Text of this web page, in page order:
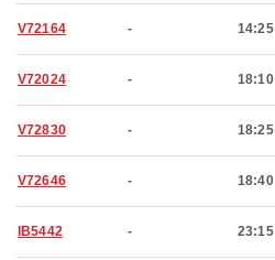
V72164 - 14:25
V72024 - 18:10
V72830 - 18:25
V72646 - 18:40
IB5442 - 23:15